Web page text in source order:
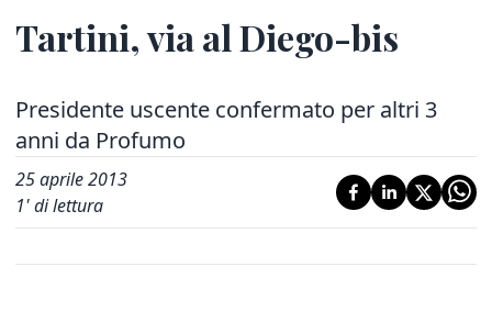
Tartini, via al Diego-bis
Presidente uscente confermato per altri 3
anni da Profumo
25 aprile 2013
1' di lettura